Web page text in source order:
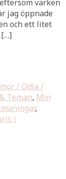
varken
jag öppnade
och ett litet
[…]
/ Odla /
Teman, Min
,
i